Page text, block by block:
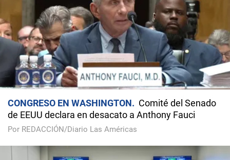
CONGRESO EN WASHINGTON
Comité del Senado
de EEUU declara en desacato a Anthony Fauci
Por REDACCIÓN/Diario Las Américas